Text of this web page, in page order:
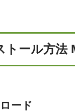
ール方法
ード